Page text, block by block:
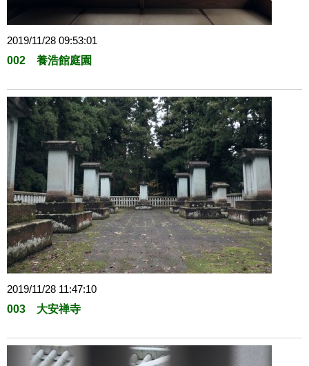
2019/11/28 09:53:01
002 養浩館庭園
2019/11/28 11:47:10
003 大安禅寺